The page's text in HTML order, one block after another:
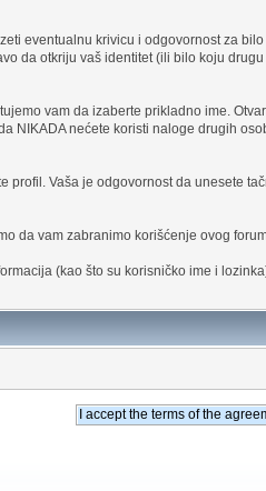
eventualnu krivicu i odgovornost za
da otkriju vaš identitet (ili bilo koju
vam da izaberte prikladno ime.
NIKADA nećete koristi naloge drugih
Vaša je odgovornost da unesete
da vam zabranimo korišćenje ovog
(kao što su korisničko ime i